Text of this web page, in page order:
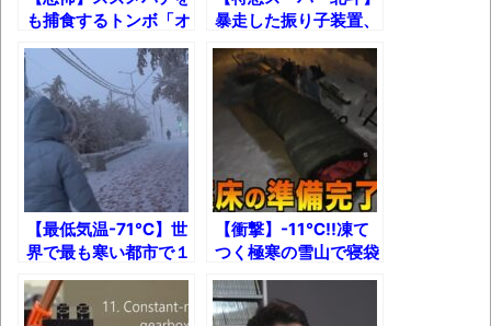
ップ
高嶋ちさ子、ダウン症の姉が暴行事件！事
件の一部始終と衝撃の結末
【呆然】北海道旅行ワイ「ウニイクラ丼特
盛で食うぞ！！！うおおおおおおお
お！！！！！」→結
果･････････････････････････････
【動画】カニ、ちょっかい出してきた陰に
ブチギレ
も捕食するトンボ「オ
ニヤンマ」その驚きの
生態！
暴走した振り子装置、
まさかの止め方ｗ
【最低気温-71℃】世
界で最も寒い都市で１
時間外出した結果！
【衝撃】-11℃!!凍て
つく極寒の雪山で寝袋
だけで寝てみた結果！